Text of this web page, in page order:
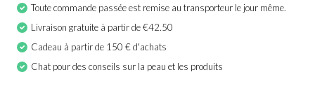
Toute commande passée est remise au transporteur le jour même.
Livraison gratuite à partir de €42.50
Cadeau à partir de 150 € d'achats
Chat pour des conseils sur la peau et les produits